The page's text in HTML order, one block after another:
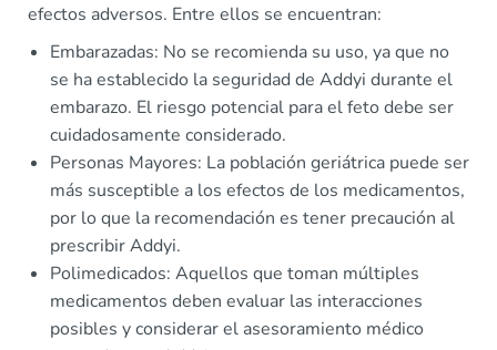
efectos adversos. Entre ellos se encuentran:
Embarazadas: No se recomienda su uso, ya que no
se ha establecido la seguridad de Addyi durante el
embarazo. El riesgo potencial para el feto debe ser
cuidadosamente considerado.
Personas Mayores: La población geriátrica puede ser
más susceptible a los efectos de los medicamentos,
por lo que la recomendación es tener precaución al
prescribir Addyi.
Polimedicados: Aquellos que toman múltiples
medicamentos deben evaluar las interacciones
posibles y considerar el asesoramiento médico